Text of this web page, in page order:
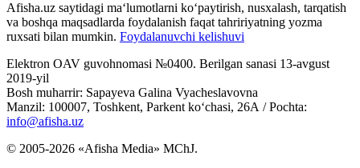
Afisha.uz saytidagi ma‘lumotlarni ko‘paytirish, nusxalash, tarqatish
va boshqa maqsadlarda foydalanish faqat tahririyatning yozma
ruxsati bilan mumkin. Foydalanuvchi kelishuvi
Elektron OAV guvohnomasi №0400. Berilgan sanasi 13-avgust
2019-yil
Bosh muharrir: Sapayeva Galina Vyacheslavovna
Manzil: 100007, Toshkent, Parkent ko‘chasi, 26А / Pochta:
info@afisha.uz
© 2005-2026 «Afisha Media» MChJ.